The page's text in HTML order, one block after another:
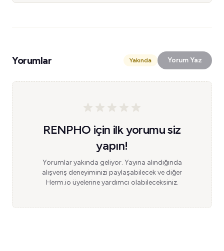
Yorumlar Yakında Yorum Yaz
RENPHO için ilk yorumu siz
yapın!
Yorumlar yakında geliyor. Yayına alındığında
alışveriş deneyiminizi paylaşabilecek ve diğer
Herm.io üyelerine yardımcı olabileceksiniz.